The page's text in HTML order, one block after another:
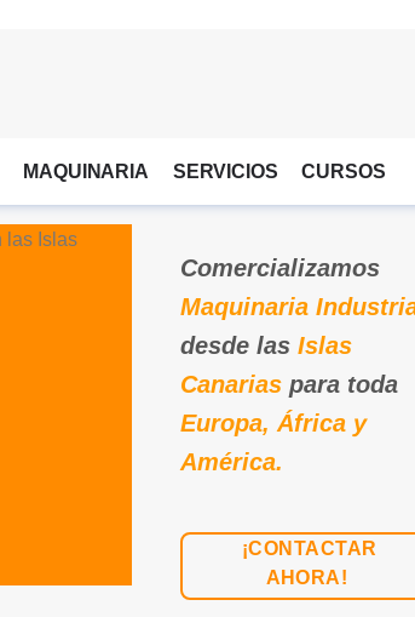
MAQUINARIA SERVICIOS CURSOS
Comercializamos
Maquinaria
desde las Islas
Canariaspara toda
Europa, África y
América.
¡CONTACTAR
AHORA!